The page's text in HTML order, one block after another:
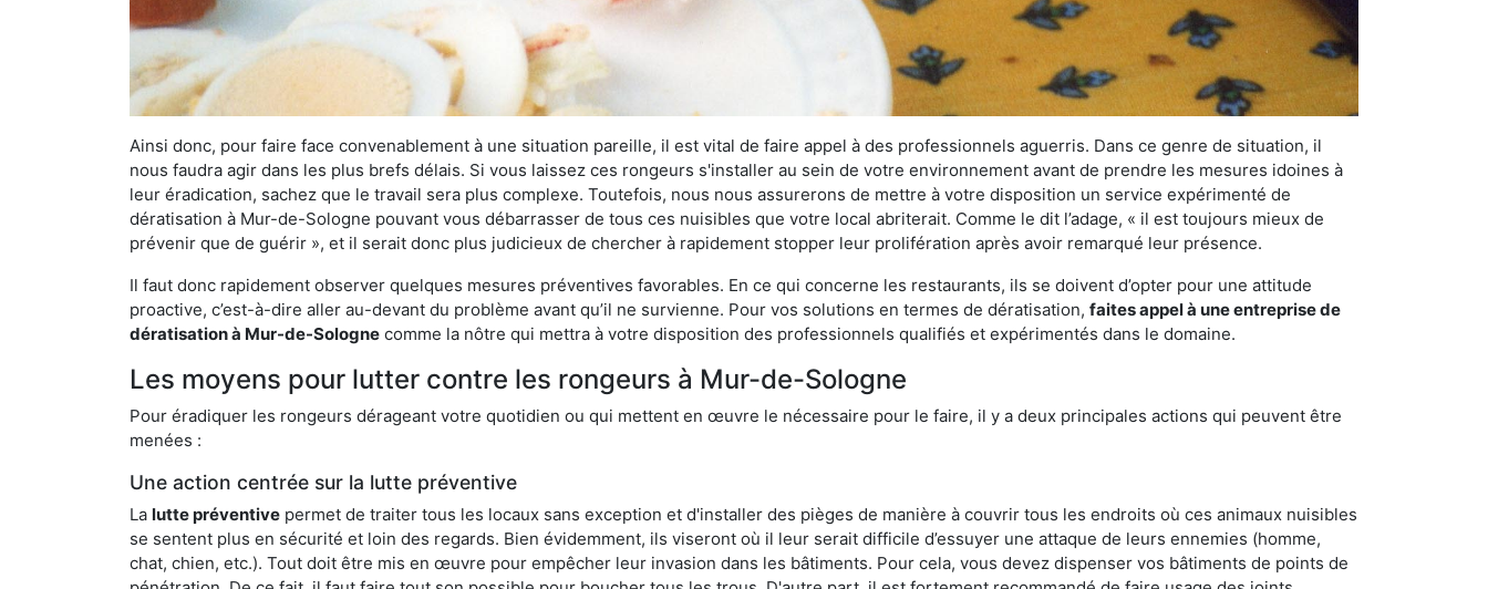
Ainsi donc, pour faire face convenablement à une situation pareille, il est vital de faire appel à des professionnels aguerris. Dans ce genre de situation, il
nous faudra agir dans les plus brefs délais. Si vous laissez ces rongeurs s'installer au sein de votre environnement avant de prendre les mesures idoines à
leur éradication, sachez que le travail sera plus complexe. Toutefois, nous nous assurerons de mettre à votre disposition un service expérimenté de
dératisation à Mur-de-Sologne pouvant vous débarrasser de tous ces nuisibles que votre local abriterait. Comme le dit l’adage, « il est toujours mieux de
prévenir que de guérir », et il serait donc plus judicieux de chercher à rapidement stopper leur prolifération après avoir remarqué leur présence.
Il faut donc rapidement observer quelques mesures préventives favorables. En ce qui concerne les restaurants, ils se doivent d’opter pour une attitude
proactive, c’est-à-dire aller au-devant du problème avant qu’il ne survienne. Pour vos solutions en termes de dératisation, faites appel à une entreprise de
dératisation à Mur-de-Sologne comme la nôtre qui mettra à votre disposition des professionnels qualifiés et expérimentés dans le domaine.
Les moyens pour lutter contre les rongeurs à Mur-de-Sologne
Pour éradiquer les rongeurs dérageant votre quotidien ou qui mettent en œuvre le nécessaire pour le faire, il y a deux principales actions qui peuvent être
menées :
Une action centrée sur la lutte préventive
La lutte préventive permet de traiter tous les locaux sans exception et d'installer des pièges de manière à couvrir tous les endroits où ces animaux nuisibles
se sentent plus en sécurité et loin des regards. Bien évidemment, ils viseront où il leur serait difficile d’essuyer une attaque de leurs ennemies (homme,
chat, chien, etc.). Tout doit être mis en œuvre pour empêcher leur invasion dans les bâtiments. Pour cela, vous devez dispenser vos bâtiments de points de